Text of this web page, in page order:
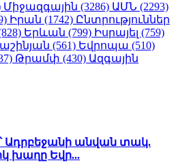
Միջազգային (3286) ԱՄՆ (2293)
Իրան (1742) Ընտրություններ
Երևան (799) Իսրայել (759)
(561) Եվրոպա (510)
Թրամփ (430) Ազգային
Ադրբեջանի անվան տակ.
խաղը Եվր...